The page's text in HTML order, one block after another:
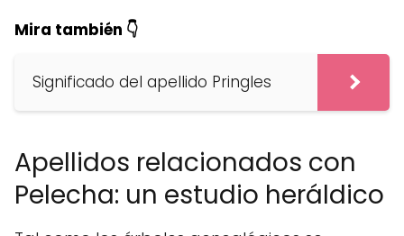
Mira también 👇
Significado del apellido Pringles
Apellidos relacionados con
Pelecha: un estudio heráldico